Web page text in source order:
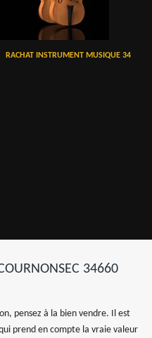
RACHAT INSTRUMENT MUSIQUE 34
34660
pensez à la bien vendre. Il est
prend en compte la vraie valeur